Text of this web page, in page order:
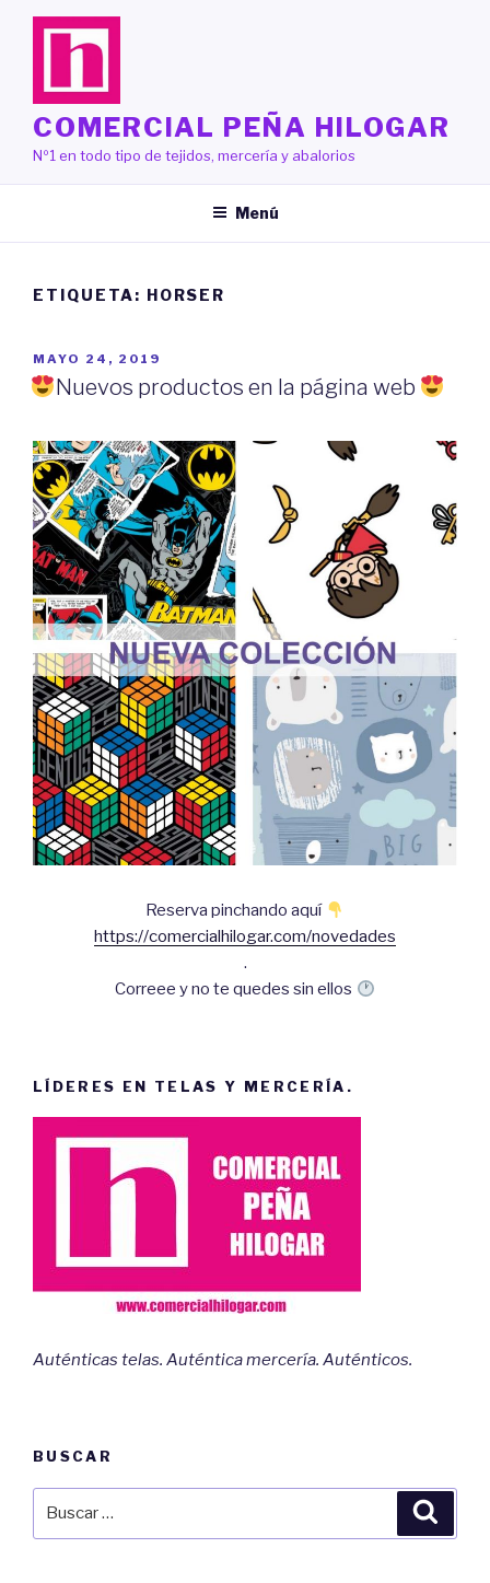
Saltar
COMERCIAL PEÑA HILOGAR
Nº1 en todo tipo de tejidos, mercería y abalorios
Menú
ETIQUETA: HORSER
PUBLICADO
EL
MAYO 24, 2019
Nuevos productos en la página web
Reserva pinchando aquí
https://comercialhilogar.com/novedades
.
Correee y no te quedes sin ellos
LÍDERES EN TELAS Y MERCERÍA.
Auténticas telas. Auténtica mercería. Auténticos.
BUSCAR